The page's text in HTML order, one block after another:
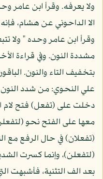
ولا يعرفه. وقرأ ابن عامر
الا الداحوني عن هشام،
وقرأ ابن عامر وحده " ولا
مشددة النون. وفي قراءة
بتخفيف التاء والنون.
علي النحوي: من شدد النون
دخلت على (تفعل) فتح لام
معها على الفتح نحو
(تفعلان) في حال الرفع مع
(لتفعلن)، وإنما كسرت
بعد الف التثنية، فأشبهت